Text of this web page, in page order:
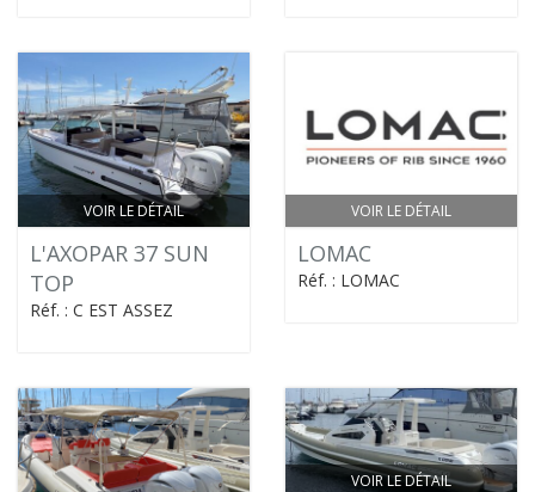
VOIR LE DÉTAIL
L'AXOPAR 37 SUN
TOP
Réf. : C EST ASSEZ
VOIR LE DÉTAIL
LOMAC
Réf. : LOMAC
VOIR LE DÉTAIL